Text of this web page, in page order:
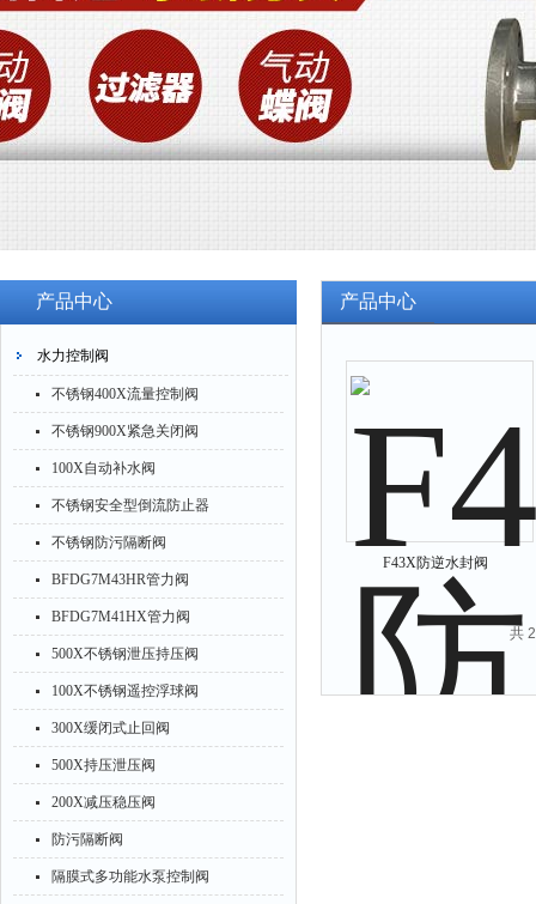
产品中心
水力控制阀
不锈钢400X流量控制阀
不锈钢900X紧急关闭阀
100X自动补水阀
不锈钢安全型倒流防止器
不锈钢防污隔断阀
BFDG7M43HR管力阀
BFDG7M41HX管力阀
500X不锈钢泄压持压阀
100X不锈钢遥控浮球阀
300X缓闭式止回阀
500X持压泄压阀
200X减压稳压阀
防污隔断阀
隔膜式多功能水泵控制阀
产品中心
F43X防逆水封阀
共